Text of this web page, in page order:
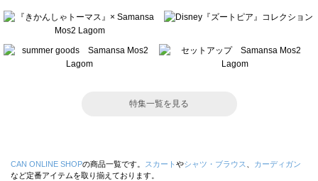
特集一覧を見る
CAN ONLINE SHOPの商品一覧です。 スカート やシャツ・ブラウス
カーディガン
など定番アイテムを取り揃えております。